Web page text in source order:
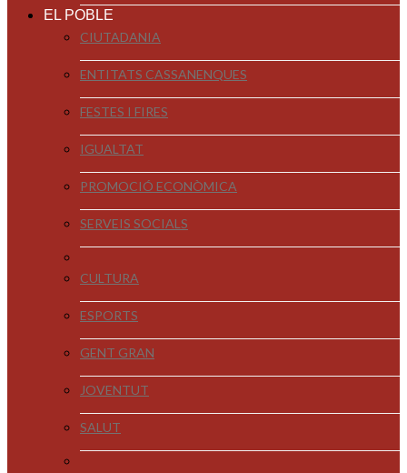
EL POBLE
CIUTADANIA
ENTITATS CASSANENQUES
FESTES I FIRES
IGUALTAT
PROMOCIÓ ECONÒMICA
SERVEIS SOCIALS
CULTURA
ESPORTS
GENT GRAN
JOVENTUT
SALUT